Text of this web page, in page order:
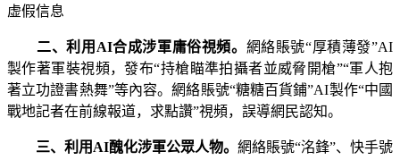
虚假信息
二、利用AI合成涉軍庸俗視頻。 網絡賬號“厚積薄發”AI
製作著軍裝視頻，發布“持槍瞄準拍攝者並威脅開槍”“軍人抱
著立功證書熱舞”等內容。網絡賬號“糖糖百貨鋪”AI製作“中國
戰地記者在前線報道，求點讚”視頻，誤導網民認知。
三、利用AI醜化涉軍公眾人物。 網絡賬號“洺鋒”、快手號